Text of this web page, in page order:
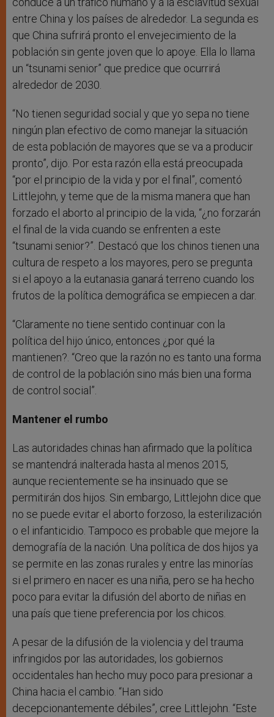
entre China y los países de alrededor. La segunda es
que China sufrirá pronto el envejecimiento de la
población sin gente joven que lo apoye. Ella lo llama
un “tsunami senior” que predice que ocurrirá
alrededor de 2030.
“No tienen seguridad social y que yo sepa no tiene
ningún plan efectivo de como manejar la situación
de esta población de mayores que se va a producir
pronto”, dijo. Por esta razón ella está preocupada
“por el principio de la vida y por el final”, comentó
Littlejohn, y teme que de la misma manera que han
forzado el aborto al principio de la vida, “¿no forzarán
el final de la vida cuando se enfrenten a este
“tsunami senior?”. Destacó que los chinos tienen una
cultura de respeto a los mayores, pero se pregunta
si el apoyo a la eutanasia ganará terreno cuando los
frutos de la política demográfica se empiecen a dar.
“Claramente no tiene sentido continuar con la
política del hijo único, entonces ¿por qué la
mantienen?. “Creo que la razón no es tanto una forma
de control de la población sino más bien una forma
de control social”.
Mantener el rumbo
Las autoridades chinas han afirmado que la política
se mantendrá inalterada hasta al menos 2015,
aunque recientemente se ha insinuado que se
permitirán dos hijos. Sin embargo, Littlejohn dice que
no se puede evitar el aborto forzoso, la esterilización
o el infanticidio. Tampoco es probable que mejore la
demografía de la nación. Una política de dos hijos ya
se permite en las zonas rurales y entre las minorías
si el primero en nacer es una niña, pero se ha hecho
poco para evitar la difusión del aborto de niñas en
una país que tiene preferencia por los chicos.
A pesar de la difusión de la violencia y del trauma
infringidos por las autoridades, los gobiernos
occidentales han hecho muy poco para presionar a
China hacia el cambio. “Han sido
decepcionantemente débiles”, cree Littlejohn. “Este